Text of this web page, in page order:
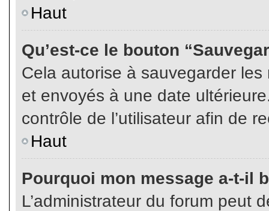
Haut
Qu’est-ce le bouton
Cela autorise à sauvegarder
et envoyés à une date
contrôle de l’utilisateur afin de
Haut
Pourquoi mon message a-t-il
L’administrateur du forum peut